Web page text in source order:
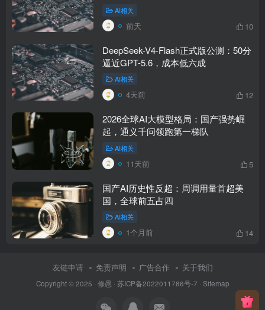
AI相关
前天 10
DeepSeek-V4-Flash正式版公测：50分
逼近GPT-5.6，成本低六成
AI相关
4天前 12
2026全球AI大模型格局：国产强势崛
起，通义千问领跑第一梯队
AI相关
11天前 5
国产AI历史性反超：周调用量首超美
国，全球前五占四
AI相关
1个月前 14
友链申请 免责声明 广告合作 关于我们
Copyright © 2025 · 修愚 · 苏ICP备2022011786号-7 · Sitemap